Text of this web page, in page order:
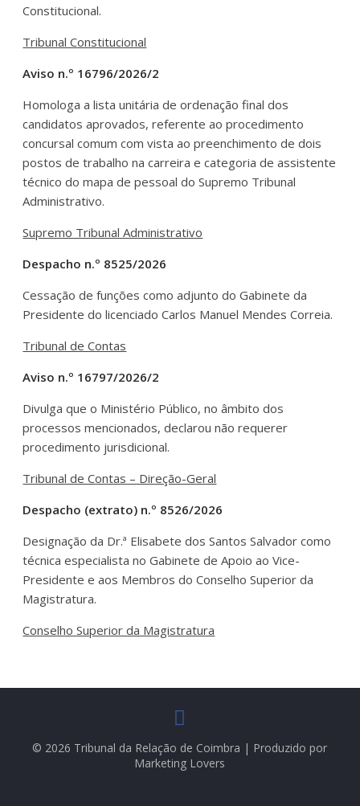
Constitucional.
Tribunal Constitucional
Aviso n.º 16796/2026/2
Homologa a lista unitária de ordenação final dos
candidatos aprovados, referente ao procedimento
concursal comum com vista ao preenchimento de dois
postos de trabalho na carreira e categoria de assistente
técnico do mapa de pessoal do Supremo Tribunal
Administrativo.
Supremo Tribunal Administrativo
Despacho n.º 8525/2026
Cessação de funções como adjunto do Gabinete da
Presidente do licenciado Carlos Manuel Mendes Correia.
Tribunal de Contas
Aviso n.º 16797/2026/2
Divulga que o Ministério Público, no âmbito dos
processos mencionados, declarou não requerer
procedimento jurisdicional.
Tribunal de Contas – Direção-Geral
Despacho (extrato) n.º 8526/2026
Designação da Dr.ª Elisabete dos Santos Salvador como
técnica especialista no Gabinete de Apoio ao Vice-
Presidente e aos Membros do Conselho Superior da
Magistratura.
Conselho Superior da Magistratura
© 2026 Tribunal da Relação de Coimbra | Produzido por
Marketing Lovers